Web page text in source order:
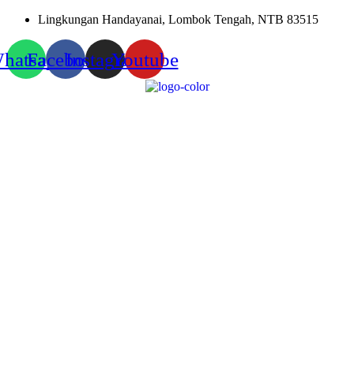
Skip
content
Lingkungan Handayanai, Lombok Tengah, NTB 83515
FacebookInstagramYoutube